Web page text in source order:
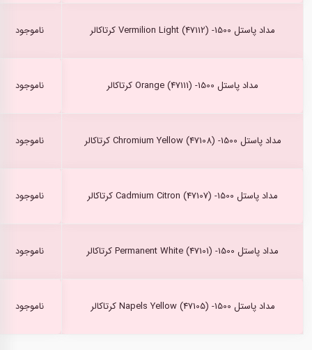
مداد پاستل Vermilion Light (47112) -1500 کرتاکالر ناموجود
مداد پاستل Orange (47111) -1500 کرتاکالر ناموجود
مداد پاستل Chromium Yellow (47108) -1500 کرتاکالر ناموجود
مداد پاستل Cadmium Citron (47107) -1500 کرتاکالر ناموجود
مداد پاستل Permanent White (47101) -1500 کرتاکالر ناموجود
مداد پاستل Napels Yellow (47105) -1500 کرتاکالر ناموجود